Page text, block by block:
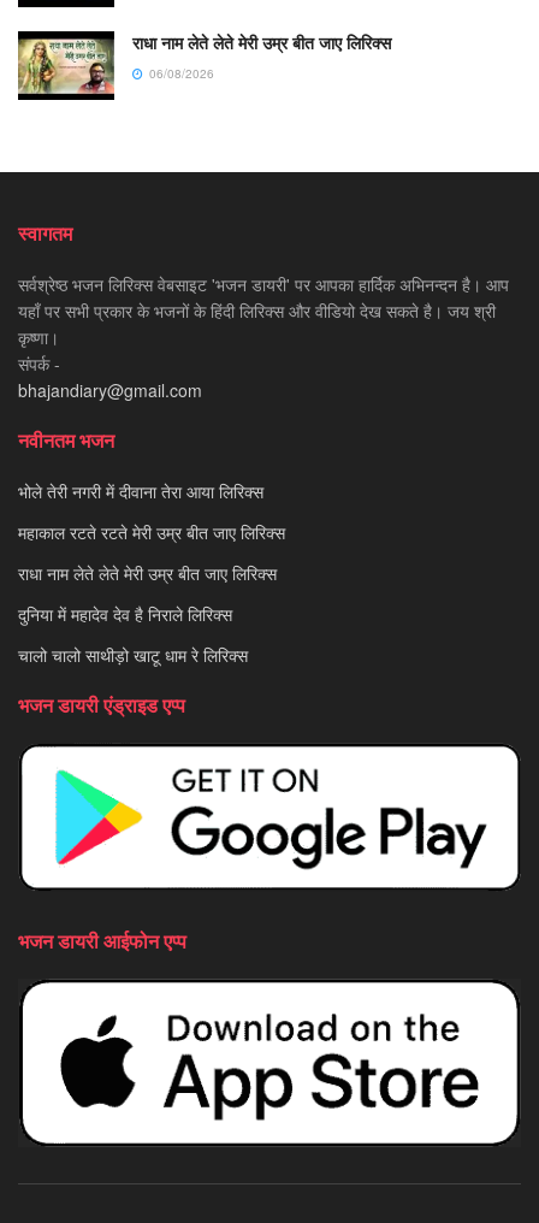
राधा नाम लेते लेते मेरी उम्र बीत जाए लिरिक्स
06/08/2026
स्वागतम
सर्वश्रेष्ठ भजन लिरिक्स वेबसाइट 'भजन डायरी' पर आपका हार्दिक अभिनन्दन है। आप
यहाँ पर सभी प्रकार के भजनों के हिंदी लिरिक्स और वीडियो देख सकते है। जय श्री
कृष्णा।
संपर्क -
bhajandiary@gmail.com
नवीनतम भजन
भोले तेरी नगरी में दीवाना तेरा आया लिरिक्स
महाकाल रटते रटते मेरी उम्र बीत जाए लिरिक्स
राधा नाम लेते लेते मेरी उम्र बीत जाए लिरिक्स
दुनिया में महादेव देव है निराले लिरिक्स
चालो चालो साथीड़ो खाटू धाम रे लिरिक्स
भजन डायरी एंड्राइड एप्प
भजन डायरी आईफोन एप्प